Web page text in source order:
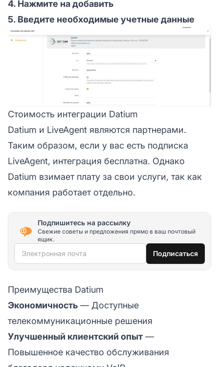
4. Нажмите на добавить
5. Введите необходимые учетные данные
Стоимость интеграции Datium
Datium и LiveAgent являются партнерами.
Таким образом, если у вас есть подписка
LiveAgent, интеграция бесплатна. Однако
Datium взимает плату за свои услуги, так как
компания работает отдельно.
Подпишитесь на рассылку
Свежие советы и предложения прямо в ваш почтовый
ящик.
Электронная почта Подписаться
Преимущества Datium
Экономичность — Доступные
телекоммуникационные решения
Улучшенный клиентский опыт —
Повышенное качество обслуживания